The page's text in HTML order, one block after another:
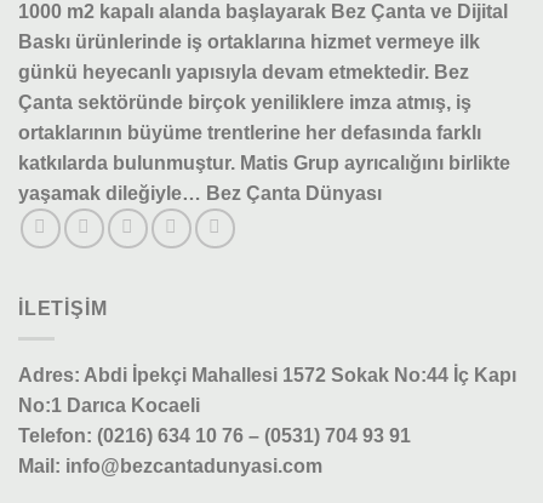
1000 m2 kapalı alanda başlayarak Bez Çanta ve Dijital
Baskı ürünlerinde iş ortaklarına hizmet vermeye ilk
günkü heyecanlı yapısıyla devam etmektedir. Bez
Çanta sektöründe birçok yeniliklere imza atmış, iş
ortaklarının büyüme trentlerine her defasında farklı
katkılarda bulunmuştur. Matis Grup ayrıcalığını birlikte
yaşamak dileğiyle… Bez Çanta Dünyası
ILETIŞIM
Adres: Abdi İpekçi Mahallesi 1572 Sokak No:44 İç Kapı
No:1 Darıca Kocaeli
Telefon: (0216) 634 10 76 – (0531) 704 93 91
Mail: info@bezcantadunyasi.com